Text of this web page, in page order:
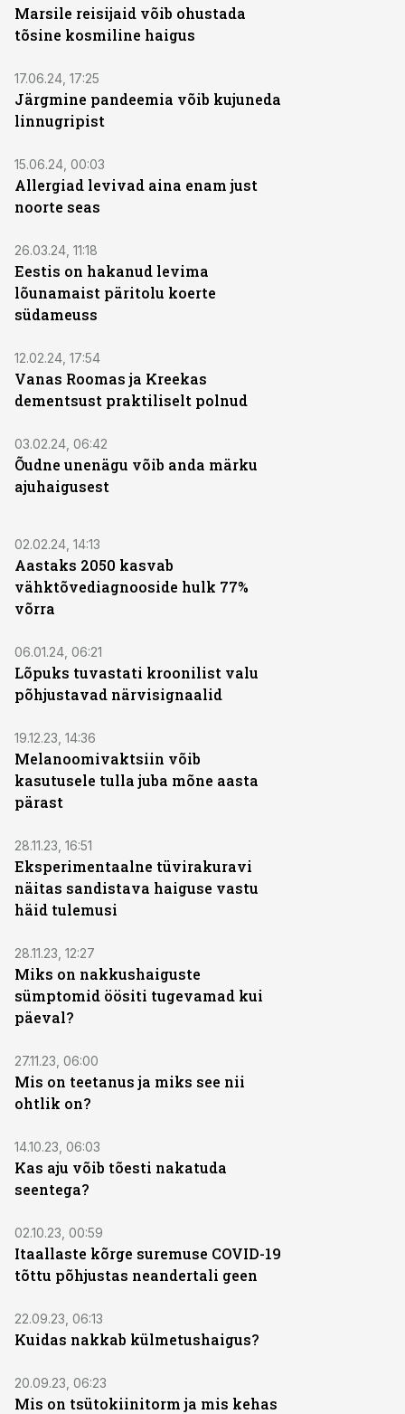
Marsile reisijaid võib ohustada
tõsine kosmiline haigus
17.06.24, 17:25
Järgmine pandeemia võib kujuneda
linnugripist
15.06.24, 00:03
Allergiad levivad aina enam just
noorte seas
26.03.24, 11:18
Eestis on hakanud levima
lõunamaist päritolu koerte
südameuss
12.02.24, 17:54
Vanas Roomas ja Kreekas
dementsust praktiliselt polnud
03.02.24, 06:42
Õudne unenägu võib anda märku
ajuhaigusest
02.02.24, 14:13
Aastaks 2050 kasvab
vähktõvediagnooside hulk 77%
võrra
06.01.24, 06:21
Lõpuks tuvastati kroonilist valu
põhjustavad närvisignaalid
19.12.23, 14:36
Melanoomivaktsiin võib
kasutusele tulla juba mõne aasta
pärast
28.11.23, 16:51
Eksperimentaalne tüvirakuravi
näitas sandistava haiguse vastu
häid tulemusi
28.11.23, 12:27
Miks on nakkushaiguste
sümptomid öösiti tugevamad kui
päeval?
27.11.23, 06:00
Mis on teetanus ja miks see nii
ohtlik on?
14.10.23, 06:03
Kas aju võib tõesti nakatuda
seentega?
02.10.23, 00:59
Itaallaste kõrge suremuse COVID-19
tõttu põhjustas neandertali geen
22.09.23, 06:13
Kuidas nakkab külmetushaigus?
20.09.23, 06:23
Mis on tsütokiinitorm ja mis kehas